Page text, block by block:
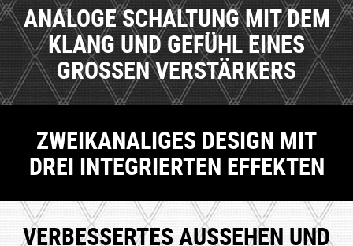
ANALOGE SCHALTUNG MIT DEM
KLANG UND GEFÜHL EINES
GROSSEN VERSTÄRKERS
ZWEIKANALIGES DESIGN MIT
DREI INTEGRIERTEN EFFEKTEN
VERBESSERTES AUSSEHEN UND